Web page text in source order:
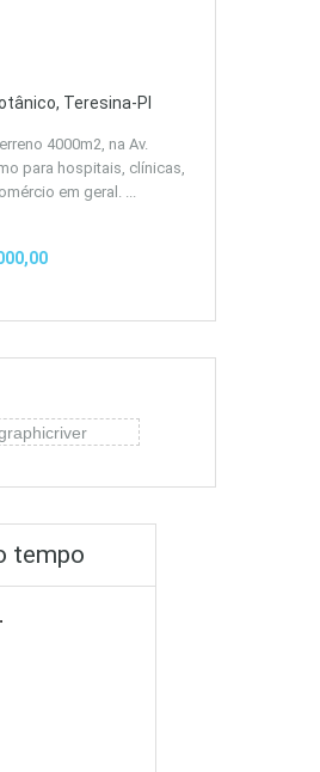
Teresina-PI
4000m2, na Av.
para hospitais, clínicas,
em geral. ...
tempo